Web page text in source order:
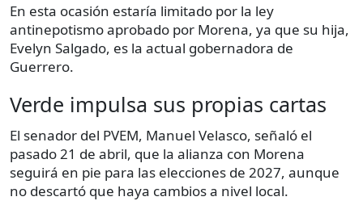
En esta ocasión estaría limitado por la ley
antinepotismo aprobado por Morena, ya que su hija,
Evelyn Salgado, es la actual gobernadora de
Guerrero.
Verde impulsa sus propias cartas
El senador del PVEM, Manuel Velasco, señaló el
pasado 21 de abril, que la alianza con Morena
seguirá en pie para las elecciones de 2027, aunque
no descartó que haya cambios a nivel local.